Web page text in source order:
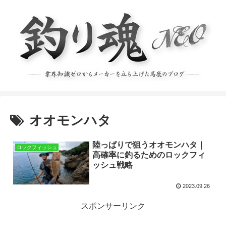
オオモンハタ
ロックフィッシュ
陸っぱりで狙うオオモンハタ｜
高確率に釣るためのロックフィ
ッシュ戦略
2023.09.26
スポンサーリンク